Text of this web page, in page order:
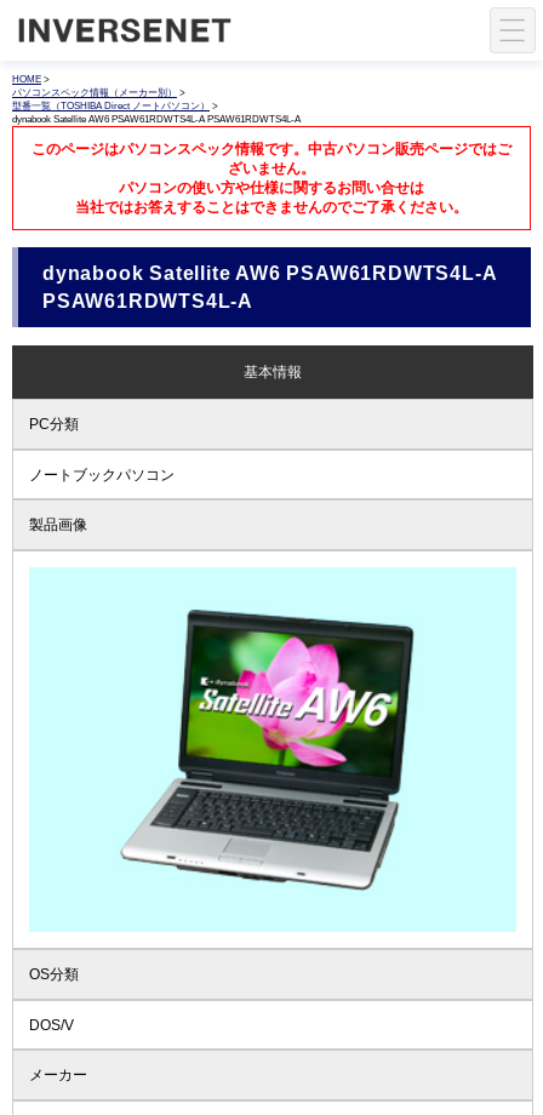
HOME >
パソコンスペック情報（メーカー別）
>
型番一覧（TOSHIBA Direct ノートパソコン）
>
dynabook Satellite AW6 PSAW61RDWTS4L-A PSAW61RDWTS4L-A
このページはパソコンスペック情報です。中古パソコン販売ページではご
ざいません。
パソコンの使い方や仕様に関するお問い合せは
当社ではお答えすることはできませんのでご了承ください。
dynabook Satellite AW6 PSAW61RDWTS4L-A
PSAW61RDWTS4L-A
基本情報
PC分類
ノートブックパソコン
製品画像
OS分類
DOS/V
メーカー